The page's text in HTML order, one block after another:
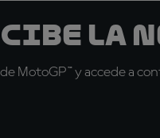
la
MotoGP™ y accede a